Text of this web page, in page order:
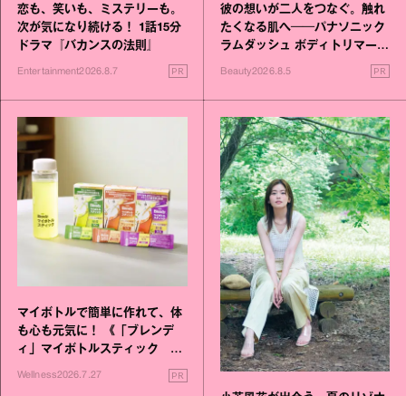
恋も、笑いも、ミステリーも。
次が気になり続ける！ 1話15分
ドラマ『バカンスの法則』
Entertainment2026.8.7 PR
彼の想いが二人をつなぐ。触れ
たくなる肌へ──パナソニック
ラムダッシュ ボディトリマーが
Beauty2026.8.5 PR
マイボトルで簡単に作れて、体
も心も元気に！ 《「ブレンデ
ィ」マイボトルスティック い
いこと毎日》シリーズが誕生
Wellness2026.7.27 PR